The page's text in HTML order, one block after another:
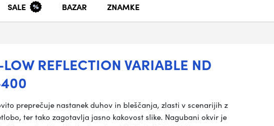
SALE BAZAR ZNAMKE
REFLECTION VARIABLE ND
preprečuje nastanek duhov in bleščanja, zlasti v scenarijih z
ter tako zagotavlja jasno kakovost slike. Nagubani okvir je